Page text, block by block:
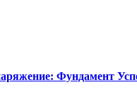
Фундамент